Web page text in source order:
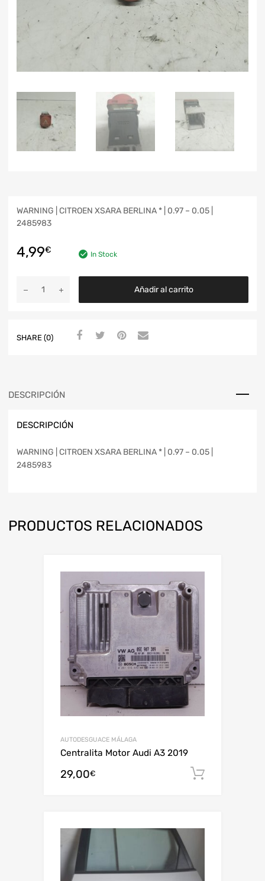
WARNING | CITROEN XSARA BERLINA * | 0.97 – 0.05 |
2485983
4,99€ In Stock
Añadir al carrito
SHARE (0)
DESCRIPCIÓN
DESCRIPCIÓN
WARNING | CITROEN XSARA BERLINA * | 0.97 – 0.05 |
2485983
PRODUCTOS RELACIONADOS
AUTODESGUACE MÁLAGA
Centralita Motor Audi A3 2019
29,00€